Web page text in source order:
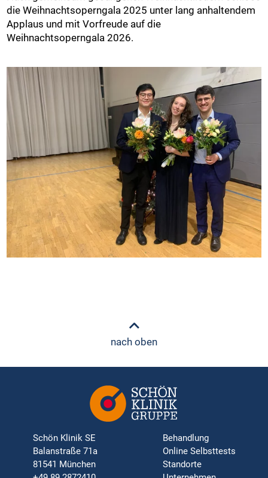
die Weihnachtsoperngala 2025 unter lang anhaltendem
Applaus und mit Vorfreude auf die
Weihnachtsoperngala 2026.
nach oben
Schön Klinik SE
Balanstraße 71a
81541 München
Behandlung
Online Selbsttests
Standorte